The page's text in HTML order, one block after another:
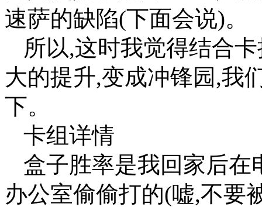
速萨的缺陷(下面会说)。
所以,这时我觉得结合
大的提升,变成冲锋园,我
下。
卡组详情
盒子胜率是我回家后在
办公室偷偷打的(嘘,不要